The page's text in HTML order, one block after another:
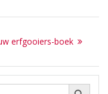
erfgooiers-boek
Zoekknop